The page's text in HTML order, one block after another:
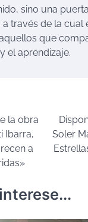
sino una
través de la cual
que
el aprendizaje.
la obra
Ibarra,
a
Soler